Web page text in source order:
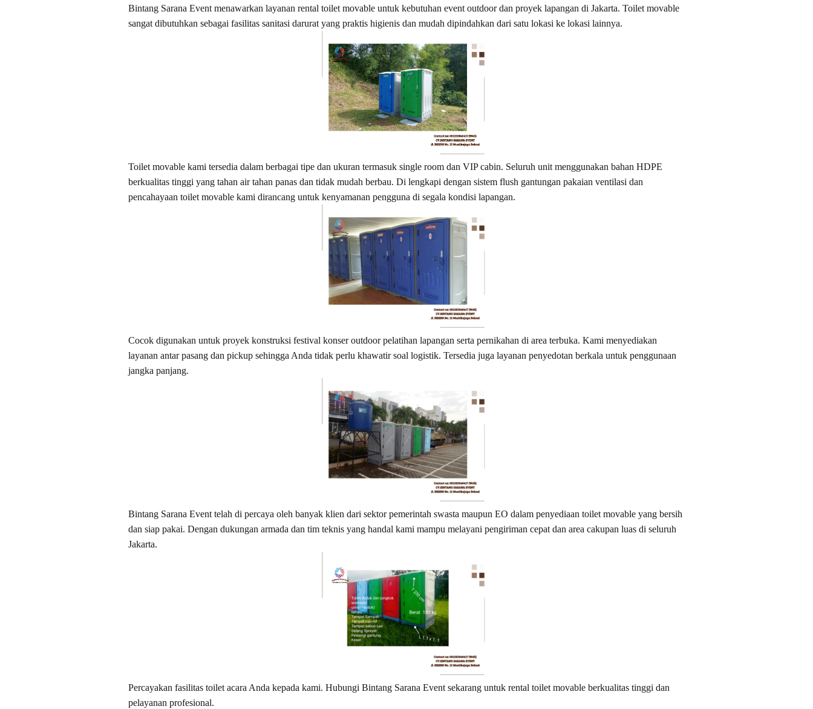
Bintang Sarana Event menawarkan layanan rental toilet movable untuk kebutuhan event outdoor dan proyek lapangan di Jakarta. Toilet movable
sangat dibutuhkan sebagai fasilitas sanitasi darurat yang praktis higienis dan mudah dipindahkan dari satu lokasi ke lokasi lainnya.
Toilet movable kami tersedia dalam berbagai tipe dan ukuran termasuk single room dan VIP cabin. Seluruh unit menggunakan bahan HDPE
berkualitas tinggi yang tahan air tahan panas dan tidak mudah berbau. Di lengkapi dengan sistem flush gantungan pakaian ventilasi dan
pencahayaan toilet movable kami dirancang untuk kenyamanan pengguna di segala kondisi lapangan.
Cocok digunakan untuk proyek konstruksi festival konser outdoor pelatihan lapangan serta pernikahan di area terbuka. Kami menyediakan
layanan antar pasang dan pickup sehingga Anda tidak perlu khawatir soal logistik. Tersedia juga layanan penyedotan berkala untuk penggunaan
jangka panjang.
Bintang Sarana Event telah di percaya oleh banyak klien dari sektor pemerintah swasta maupun EO dalam penyediaan toilet movable yang bersih
dan siap pakai. Dengan dukungan armada dan tim teknis yang handal kami mampu melayani pengiriman cepat dan area cakupan luas di seluruh
Jakarta.
Percayakan fasilitas toilet acara Anda kepada kami. Hubungi Bintang Sarana Event sekarang untuk rental toilet movable berkualitas tinggi dan
pelayanan profesional.